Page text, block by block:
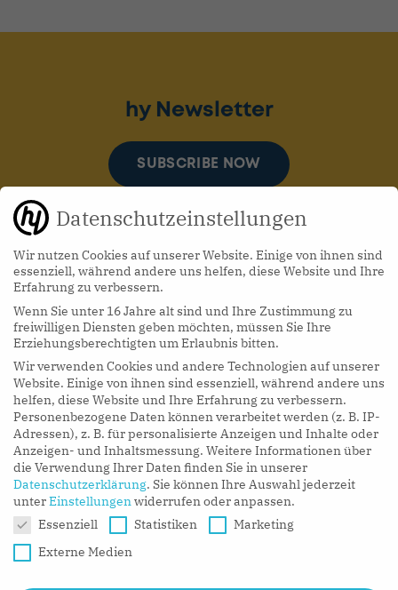
hy Podcasts
LISTEN NOW
hy Newsletter
SUBSCRIBE NOW
Datenschutzeinstellungen
Wir nutzen Cookies auf unserer Website. Einige von ihnen sind
essenziell, während andere uns helfen, diese Website und Ihre
Erfahrung zu verbessern.
Wenn Sie unter 16 Jahre alt sind und Ihre Zustimmung zu
freiwilligen Diensten geben möchten, müssen Sie Ihre
Erziehungsberechtigten um Erlaubnis bitten.
Wir verwenden Cookies und andere Technologien auf unserer
Website. Einige von ihnen sind essenziell, während andere uns
helfen, diese Website und Ihre Erfahrung zu verbessern.
Personenbezogene Daten können verarbeitet werden (z. B. IP-
Adressen), z. B. für personalisierte Anzeigen und Inhalte oder
Anzeigen- und Inhaltsmessung. Weitere Informationen über
die Verwendung Ihrer Daten finden Sie in unserer
Datenschutzerklärung. Sie können Ihre Auswahl jederzeit
unterEinstellungenwiderrufen oder anpassen.
Datenschutzeinstellungen
Essenziell Statistiken
Marketing
Externe Medien